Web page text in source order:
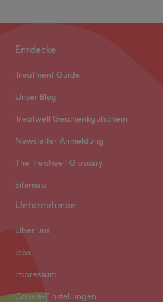
Entdecke
Treatment Guide
Unser Blog
Treatwell Geschenkgutschein
Newsletter Anmeldung
The Treatwell Glossary
Sitemap
Unternehmen
Über uns
Jobs
Impressum
Cookie-Einstellungen